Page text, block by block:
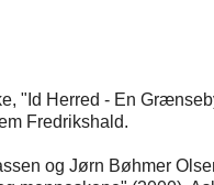
"Id Herred - En
Fredrikshald.
og Jørn Bøhmer